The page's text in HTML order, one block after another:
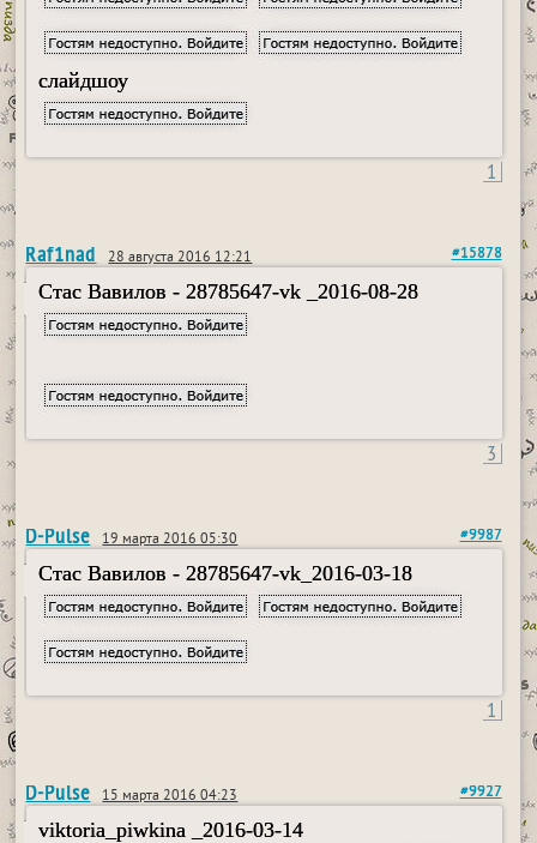
слайдшоу
1
Raf1nad 28 августа 2016 12:21 #15878
Стас Вавилов - 28785647-vk _2016-08-28
3
D-Pulse 19 марта 2016 05:30 #9987
Стас Вавилов - 28785647-vk_2016-03-18
1
D-Pulse 15 марта 2016 04:23 #9927
viktoria_piwkina _2016-03-14